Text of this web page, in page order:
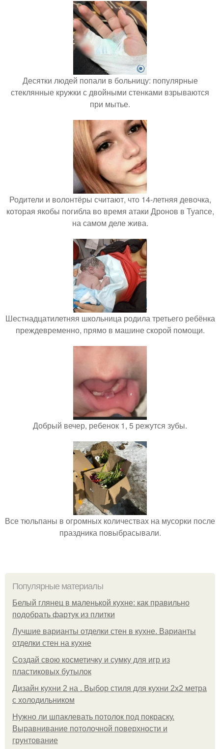
Десятки людей попали в больницу: популярные
стеклянные кружки с двойными стенками взрываются
при мытье.
Родители и волонтёры считают, что 14-летняя девочка,
которая якобы погибла во время атаки Дронов в Туапсе,
на самом деле жива.
Шестнадцатилетняя школьница родила третьего ребёнка
преждевременно, прямо в машине скорой помощи.
Добрый вечер, ребенок 1, 5 режутся зубы.
Все тюльпаны в огромных количествах на мусорки после
праздника повыбрасывали.
Популярные материалы
Белый глянец в маленькой кухне: как правильно
подобрать фартук из плитки
Лучшие варианты отделки стен в кухне. Варианты
отделки стен на кухне
Создай свою косметичку и сумку для игр из
пластиковых бутылок
Дизайн кухни 2 на . Выбор стиля для кухни 2х2 метра
с холодильником
Нужно ли шпаклевать потолок под покраску.
Выравнивание потолочной поверхности и
грунтование